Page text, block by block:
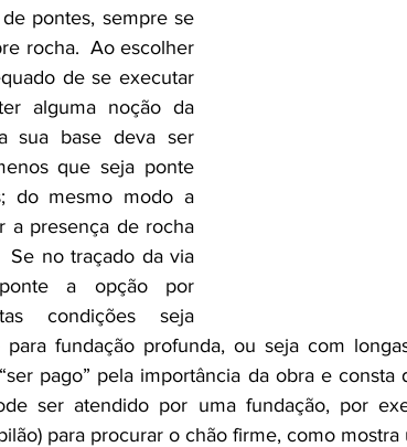
pontes, sempre se
rocha.  Ao escolher
de se executar
alguma noção da
sua base deva ser
que seja ponte
do mesmo modo a
a presença de rocha
Se no traçado da via
a opção por
condições seja
para fundação profunda, ou seja com
pago” pela importância da obra e
ser atendido por uma fundação, por
para procurar o chão firme, como